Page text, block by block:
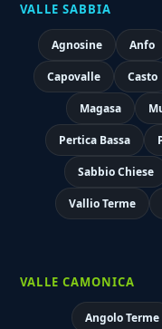
VALLE SABBIA
Agnosine Anfo
Capovalle Casto
Magasa
Pertica Bassa
Sabbio Chiese
Vallio Terme
VALLE CAMONICA
Angolo Terme